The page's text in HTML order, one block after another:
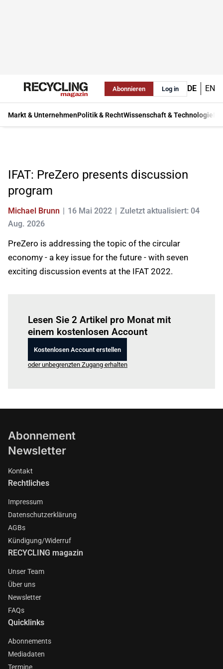
Abonnieren Log in DE EN
Markt & UnternehmenPolitik & RechtWissenschaft & Technologie
IFAT: PreZero presents discussion
program
Michael Brunn 16 Mai 2022
Zuletzt aktualisiert: 04
Aug. 2026
PreZero is addressing the topic of the circular
economy - a key issue for the future - with seven
exciting discussion events at the IFAT 2022.
Lesen Sie 2 Artikel pro Monat mit
einem kostenlosen Account
Kostenlosen Account erstellen
oder unbegrenzten Zugang erhalten
Abonnement
Newsletter
Kontakt
Rechtliches
Impressum
Datenschutzerklärung
AGBs
Kündigung/Widerruf
RECYCLING magazin
Unser Team
Über uns
Newsletter
FAQs
Quicklinks
Abonnements
Mediadaten
Termine